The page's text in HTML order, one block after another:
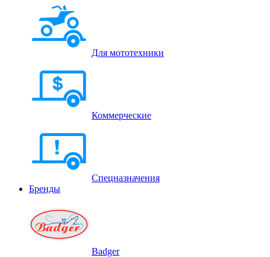
Для мототехники
Коммерческие
Спецназначения
Бренды
Badger